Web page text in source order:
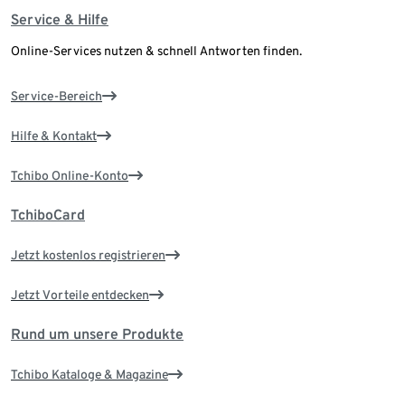
Service & Hilfe
Online-Services nutzen & schnell Antworten finden.
Service-Bereich
Hilfe & Kontakt
Tchibo Online-Konto
TchiboCard
Jetzt kostenlos registrieren
Jetzt Vorteile entdecken
Rund um unsere Produkte
Tchibo Kataloge & Magazine